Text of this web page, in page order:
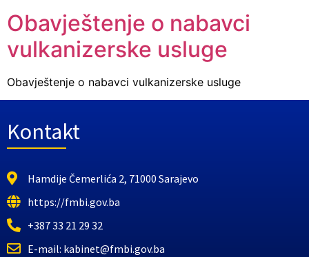
Obavještenje o nabavci
vulkanizerske usluge
Obavještenje o nabavci vulkanizerske usluge
Kontakt
Hamdije Čemerlića 2, 71000 Sarajevo
https://fmbi.gov.ba
+387 33 21 29 32
E-mail: kabinet@fmbi.gov.ba